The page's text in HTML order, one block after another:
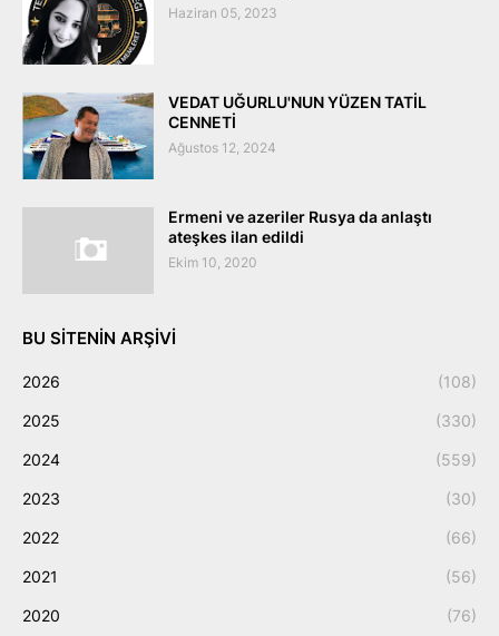
Haziran 05, 2023
VEDAT UĞURLU'NUN YÜZEN TATİL
CENNETİ
Ağustos 12, 2024
Ermeni ve azeriler Rusya da anlaştı
ateşkes ilan edildi
Ekim 10, 2020
BU SITENIN ARŞIVI
2026 (108)
2025 (330)
2024 (559)
2023 (30)
2022 (66)
2021 (56)
2020 (76)